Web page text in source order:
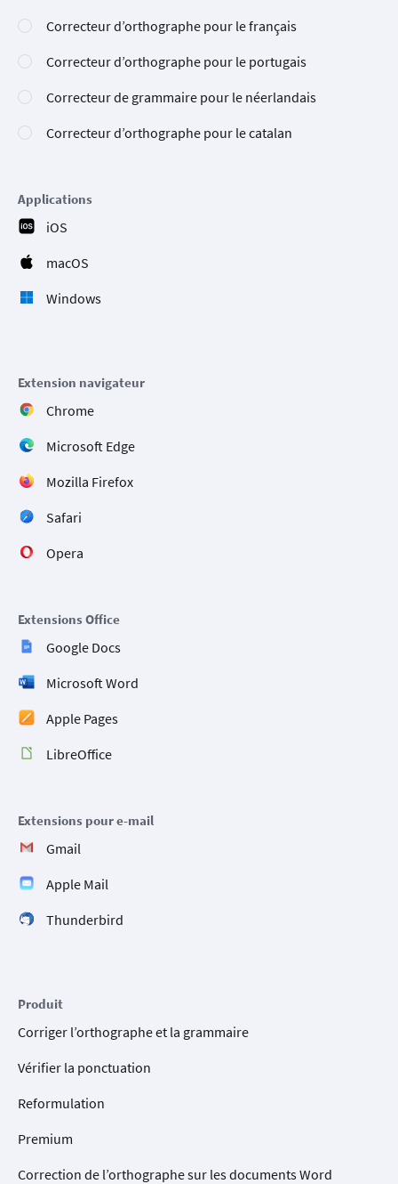
Correcteur d’orthographe pour le français
Correcteur d’orthographe pour le portugais
Correcteur de grammaire pour le néerlandais
Correcteur d’orthographe pour le catalan
Applications
iOS
macOS
Windows
Extension navigateur
Chrome
Microsoft Edge
Mozilla Firefox
Safari
Opera
Extensions Office
Google Docs
Microsoft Word
Apple Pages
LibreOffice
Extensions pour e-mail
Gmail
Apple Mail
Thunderbird
Produit
Corriger l’orthographe et la grammaire
Vérifier la ponctuation
Reformulation
Premium
Correction de l’orthographe sur les documents Word